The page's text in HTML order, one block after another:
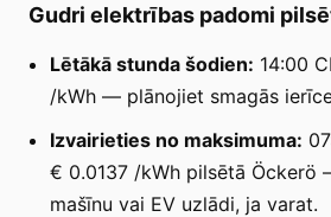
Gudri elektrības padomi
Lētākā stunda šodien: 14:00
/kWh — plānojiet smagās
Izvairieties no maksimuma:
€ 0.0137 /kWh pilsētā Öckerö
mašīnu vai EV uzlādi, ja varat.